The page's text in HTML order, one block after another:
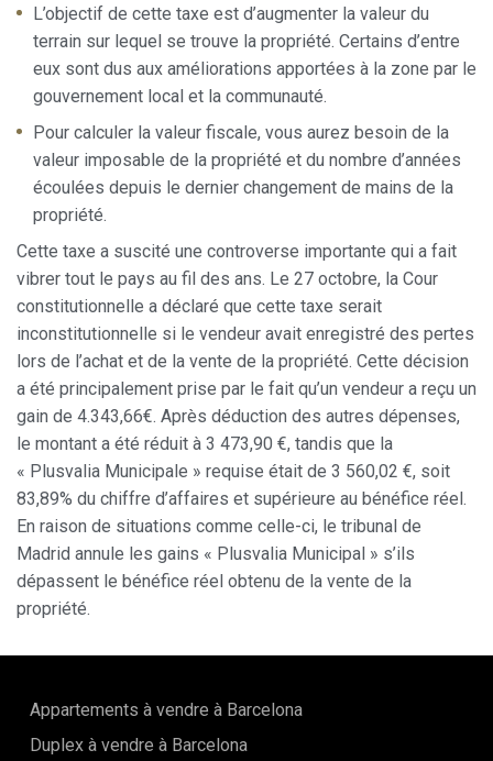
L’objectif de cette taxe est d’augmenter la valeur du
terrain sur lequel se trouve la propriété. Certains d’entre
eux sont dus aux améliorations apportées à la zone par le
gouvernement local et la communauté.
Pour calculer la valeur fiscale, vous aurez besoin de la
valeur imposable de la propriété et du nombre d’années
écoulées depuis le dernier changement de mains de la
propriété.
Cette taxe a suscité une controverse importante qui a fait
vibrer tout le pays au fil des ans. Le 27 octobre, la Cour
constitutionnelle a déclaré que cette taxe serait
inconstitutionnelle si le vendeur avait enregistré des pertes
lors de l’achat et de la vente de la propriété. Cette décision
a été principalement prise par le fait qu’un vendeur a reçu un
gain de 4.343,66€. Après déduction des autres dépenses,
le montant a été réduit à 3 473,90 €, tandis que la
« Plusvalia Municipale » requise était de 3 560,02 €, soit
83,89% du chiffre d’affaires et supérieure au bénéfice réel.
En raison de situations comme celle-ci, le tribunal de
Madrid annule les gains « Plusvalia Municipal » s’ils
dépassent le bénéfice réel obtenu de la vente de la
propriété.
Appartements à vendre à Barcelona
Duplex à vendre à Barcelona
sauvegarder les informations de préférence de l'utilisateur
pour améliorer la qualité de nos services et offrir une
meilleure expérience grâce aux produits recommandés.
Marketing et Publicité
les préférences et les choix personnels de l'utilisateur
grâce à l'observation continue de ses habitudes de
navigation. Grâce à eux, nous pouvons connaître les
habitudes de navigation sur le site Web et afficher des